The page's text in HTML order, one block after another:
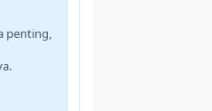
penting,